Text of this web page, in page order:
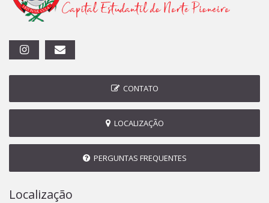
CONTATO
LOCALIZAÇÃO
PERGUNTAS FREQUENTES
Localização